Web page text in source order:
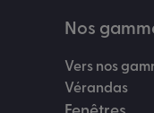
Nos
Vers nos
Vérandas